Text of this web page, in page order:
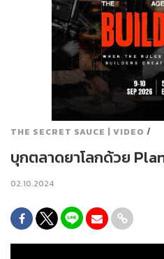
THE SECRET SAUCE | VIDEO /
บุกตลาดยาโลกด้วย
02.10.2024